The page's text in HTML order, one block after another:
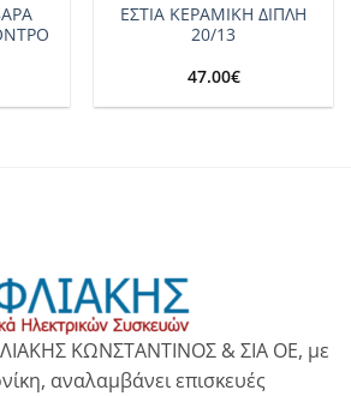
ΕΣΤΙΑ ΚΕΡΑΜΙΚΗ ΔΙΠΛΗ
20/13
47.00€
ΚΩΝΣΤΑΝΤΙΝΟΣ & ΣΙΑ ΟΕ, με
αναλαμβάνει επισκευές